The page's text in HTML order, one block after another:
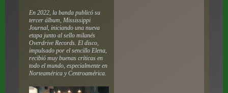
En 2022, la banda publicó su
tercer álbum, Mississippi
Journal, iniciando una nueva
etapa junto al sello milanés
Overdrive Records. El disco,
impulsado por el sencillo Elena,
recibió muy buenas críticas en
todo el mundo, especialmente en
Norteamérica y Centroamérica.